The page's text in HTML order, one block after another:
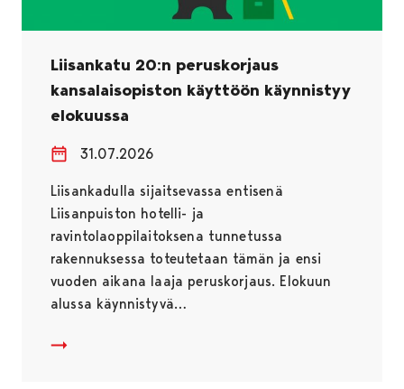
Liisankatu 20:n peruskorjaus
kansalaisopiston käyttöön käynnistyy
elokuussa
31.07.2026
Liisankadulla sijaitsevassa entisenä
Liisanpuiston hotelli- ja
ravintolaoppilaitoksena tunnetussa
rakennuksessa toteutetaan tämän ja ensi
vuoden aikana laaja peruskorjaus. Elokuun
alussa käynnistyvä…
Liisankatu 20:n peruskorjaus kansalaisopiston